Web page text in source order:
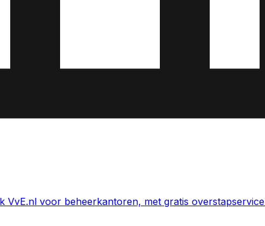
VvE.nl voor beheerkantoren, met gratis overstapservice